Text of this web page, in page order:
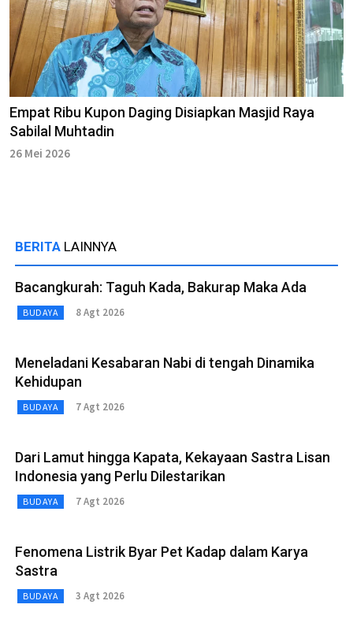
Empat Ribu Kupon Daging Disiapkan Masjid Raya
Sabilal Muhtadin
26 Mei 2026
BERITA LAINNYA
Bacangkurah: Taguh Kada, Bakurap Maka Ada
BUDAYA 8 Agt 2026
Meneladani Kesabaran Nabi di tengah Dinamika
Kehidupan
BUDAYA 7 Agt 2026
Dari Lamut hingga Kapata, Kekayaan Sastra Lisan
Indonesia yang Perlu Dilestarikan
BUDAYA 7 Agt 2026
Fenomena Listrik Byar Pet Kadap dalam Karya
Sastra
BUDAYA 3 Agt 2026